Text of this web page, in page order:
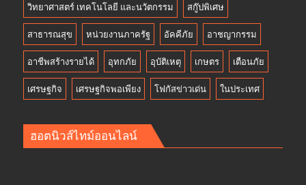
วิทยาศาสตร์ เทคโนโลยี และนวัตกรรม สกู๊ปพิเศษ
สาธารณสุข หน่วยงานภาครัฐ อัคคีภัย อาชญากรรม
อาชีพสร้างรายได้ อุทกภัย อุบัติเหตุ เกษตร เตือนภัย
เศรษฐกิจ เศรษฐกิจพอเพียง โฟกัสข่าวเด่น ในประเทศ
ฮอตนิวส์ไทม์ออนไลน์